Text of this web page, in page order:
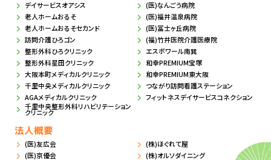
デイサービスオアシス
老人ホームおるそ
老人ホームおるそセカンド
訪問介護ひろゴン
整形外科ひろクリニック
整形外科星田クリニック
大阪本町メディカルクリニック
千里中央メディカルクリニック
AGAメディカルクリニック
千里中央整形外科リハビリテーション
クリニック
(医)なんごう病院
(医)福井温泉病院
(医)冨士ヶ丘病院
(福)竹井医院介護医療院
エスポワール南巽
和幸PREMIUM宝塚
和幸PREMIUM東大阪
つながり訪問看護ステーション
フィットネスデイサービスコネクション
法人概要
(医)友広会
(医)京優会
(株)ほぐれて屋
(株)オルソダイニング